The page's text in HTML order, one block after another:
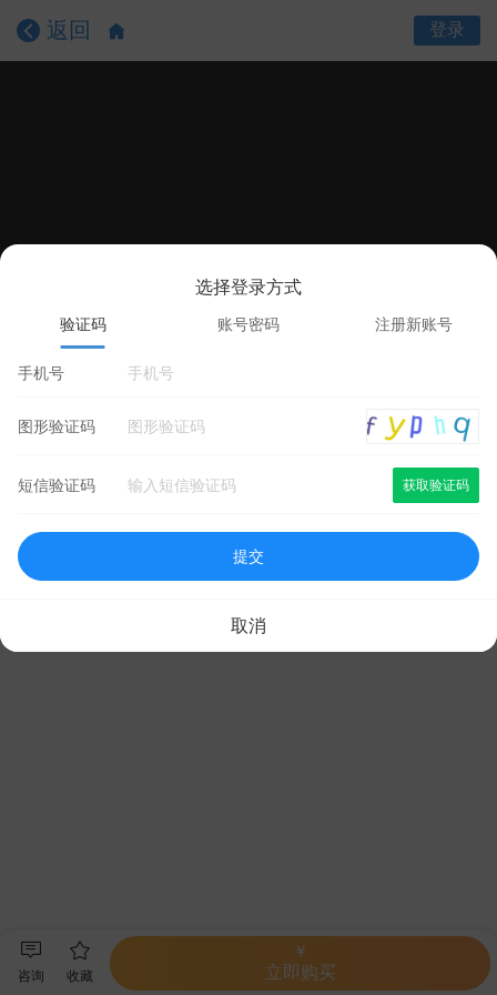
返回 登录
咨询 收藏
￥
立即购买
选择登录方式
验证码 账号密码 注册新账号
手机号
图形验证码
短信验证码 获取验证码
提交
取消